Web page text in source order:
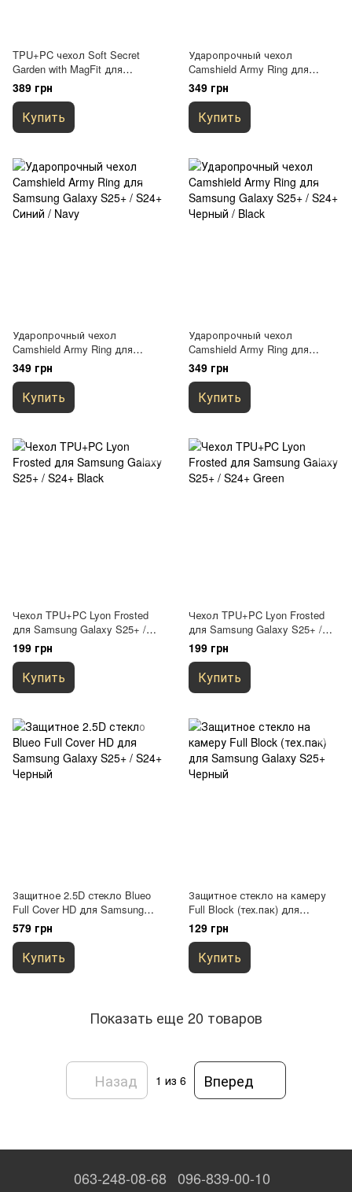
TPU+PC чехол Soft Secret
Garden with MagFit для
Samsung Galaxy S25+ Pink
389 грн
Купить
Ударопрочный чехол
Camshield Army Ring для
Samsung Galaxy S25+ / S24+
Оливковый / Army Green
349 грн
Купить
Ударопрочный чехол
Camshield Army Ring для
Samsung Galaxy S25+ / S24+
Синий / Navy
349 грн
Купить
Ударопрочный чехол
Camshield Army Ring для
Samsung Galaxy S25+ / S24+
Черный / Black
349 грн
Купить
Чехол TPU+PC Lyon Frosted
для Samsung Galaxy S25+ /
S24+ Black
199 грн
Купить
Чехол TPU+PC Lyon Frosted
для Samsung Galaxy S25+ /
S24+ Green
199 грн
Купить
Защитное 2.5D стекло Blueo
Full Cover HD для Samsung
Galaxy S25+ / S24+ Черный
579 грн
Купить
Защитное стекло на камеру
Full Block (тех.пак) для
Samsung Galaxy S25+ Черный
129 грн
Купить
Показать еще 20 товаров
Назад 1 из 6 Вперед
063-248-08-68 096-839-00-10